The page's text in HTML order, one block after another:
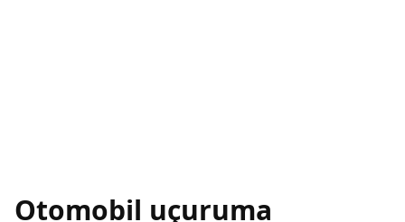
Otomobil uçuruma